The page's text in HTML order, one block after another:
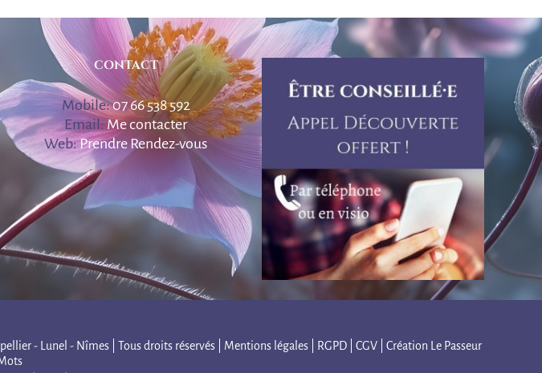
CONTACT
Mobile:07 66 538 592
Email: Me contacter
Web:Prendre Rendez-vous
- Lunel - Nîmes | Tous droits réservés | Mentions légales RGPD CGV | Création
Le Passeur